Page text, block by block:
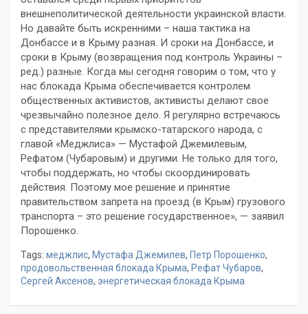
внешнеполитической деятельности украинской власти.
Но давайте быть искренними – наша тактика на
Донбассе и в Крыму разная. И сроки на Донбассе, и
сроки в Крыму (возвращения под контроль Украины –
ред.) разные. Когда мы сегодня говорим о том, что у
нас блокада Крыма обеспечивается контролем
общественных активистов, активисты делают свое
чрезвычайно полезное дело. Я регулярно встречаюсь
с представителями крымско-татарского народа, с
главой «Меджлиса» — Мустафой Джемилевым,
Рефатом (Чубаровым) и другими. Не только для того,
чтобы поддержать, но чтобы скоординировать
действия. Поэтому мое решение и принятие
правительством запрета на проезд (в Крым) грузового
транспорта – это решение государственное», — заявил
Порошенко.
Tags: меджлис, Мустафа Джемилев, Петр Порошенко,
продовольственная блокада Крыма, Рефат Чубаров,
Сергей Аксенов, энергетическая блокада Крыма